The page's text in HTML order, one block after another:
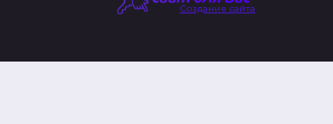
Создание сайта